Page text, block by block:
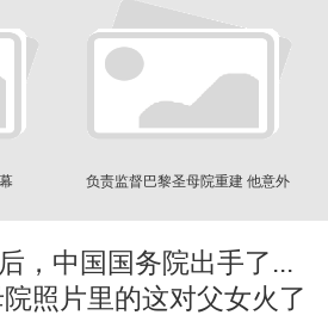
负责监督巴黎圣母院重建 他意外
，中国国务院出手了...
照片里的这对父女火了